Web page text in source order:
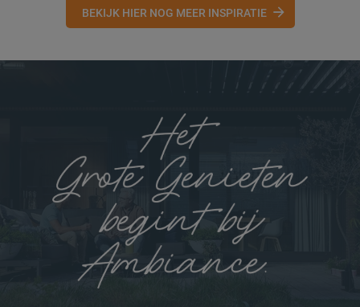
BEKIJK HIER NOG MEER INSPIRATIE